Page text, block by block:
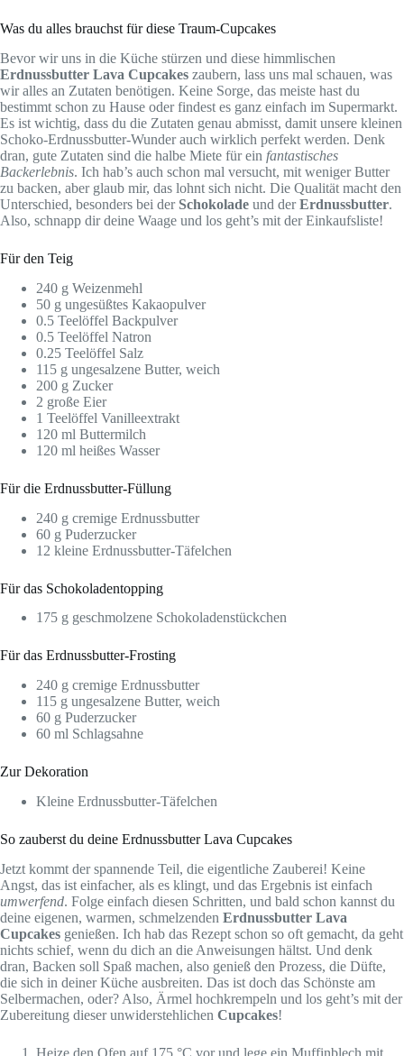
Was du alles brauchst für diese Traum-Cupcakes
Bevor wir uns in die Küche stürzen und diese himmlischen
Erdnussbutter Lava Cupcakes zaubern, lass uns mal schauen, was
wir alles an Zutaten benötigen. Keine Sorge, das meiste hast du
bestimmt schon zu Hause oder findest es ganz einfach im Supermarkt.
Es ist wichtig, dass du die Zutaten genau abmisst, damit unsere kleinen
Schoko-Erdnussbutter-Wunder auch wirklich perfekt werden. Denk
dran, gute Zutaten sind die halbe Miete für ein fantastisches
Backerlebnis. Ich hab’s auch schon mal versucht, mit weniger Butter
zu backen, aber glaub mir, das lohnt sich nicht. Die Qualität macht den
Unterschied, besonders bei der Schokolade und derErdnussbutter.
Also, schnapp dir deine Waage und los geht’s mit der Einkaufsliste!
Für den Teig
240 g Weizenmehl
50 g ungesüßtes Kakaopulver
0.5 Teelöffel Backpulver
0.5 Teelöffel Natron
0.25 Teelöffel Salz
115 g ungesalzene Butter, weich
200 g Zucker
2 große Eier
1 Teelöffel Vanilleextrakt
120 ml Buttermilch
120 ml heißes Wasser
Für die Erdnussbutter-Füllung
240 g cremige Erdnussbutter
60 g Puderzucker
12 kleine Erdnussbutter-Täfelchen
Für das Schokoladentopping
175 g geschmolzene Schokoladenstückchen
Für das Erdnussbutter-Frosting
240 g cremige Erdnussbutter
115 g ungesalzene Butter, weich
60 g Puderzucker
60 ml Schlagsahne
Zur Dekoration
Kleine Erdnussbutter-Täfelchen
So zauberst du deine Erdnussbutter Lava Cupcakes
Jetzt kommt der spannende Teil, die eigentliche Zauberei! Keine
Angst, das ist einfacher, als es klingt, und das Ergebnis ist einfach
umwerfend. Folge einfach diesen Schritten, und bald schon kannst du
deine eigenen, warmen, schmelzenden Erdnussbutter Lava
Cupcakes genießen. Ich hab das Rezept schon so oft gemacht, da geht
nichts schief, wenn du dich an die Anweisungen hältst. Und denk
dran, Backen soll Spaß machen, also genieß den Prozess, die Düfte,
die sich in deiner Küche ausbreiten. Das ist doch das Schönste am
Selbermachen, oder? Also, Ärmel hochkrempeln und los geht’s mit der
Zubereitung dieser unwiderstehlichen Cupcakes!
Heize den Ofen auf 175 °C vor und lege ein Muffinblech mit